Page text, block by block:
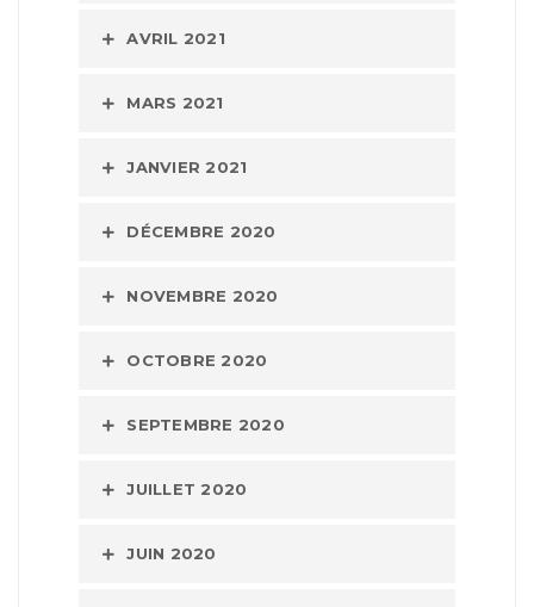
AVRIL 2021
MARS 2021
JANVIER 2021
DÉCEMBRE 2020
NOVEMBRE 2020
OCTOBRE 2020
SEPTEMBRE 2020
JUILLET 2020
JUIN 2020